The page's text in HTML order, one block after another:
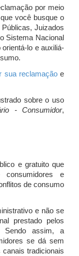
por meio
você busque o
Juizados
Sistema Nacional
lo e auxiliá-
sua reclamaçãoe
sobre o uso
- Consumidor,
e gratuito que
consumidores e
de consumo
e não se
prestado pelos
Sendo assim, a
se dá sem
canais tradicionais